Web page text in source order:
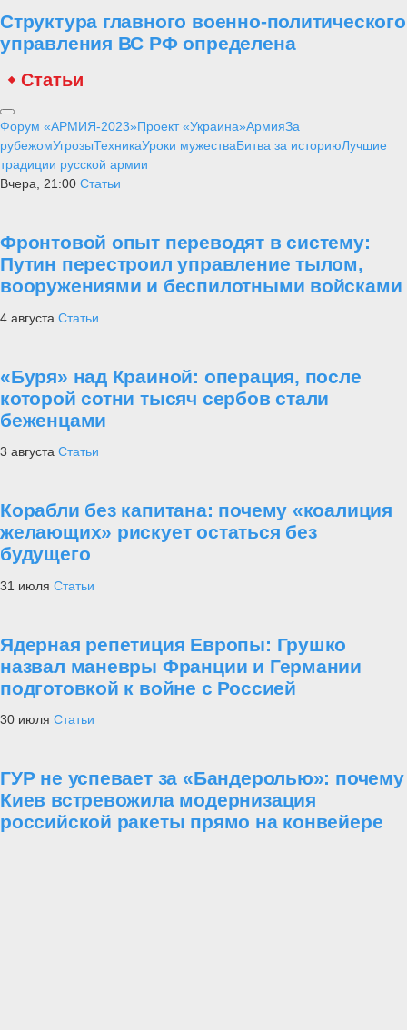
Структура главного военно-политического
управления ВС РФ определена
Статьи
Форум «АРМИЯ-2023»Проект «Украина»АрмияЗа
рубежомУгрозыТехникаУроки мужестваБитва за историюЛучшие
традиции русской армии
Вчера, 21:00 Статьи
Фронтовой опыт переводят в систему:
Путин перестроил управление тылом,
вооружениями и беспилотными войсками
4 августа Статьи
«Буря» над Краиной: операция, после
которой сотни тысяч сербов стали
беженцами
3 августа Статьи
Корабли без капитана: почему «коалиция
желающих» рискует остаться без
будущего
31 июля Статьи
Ядерная репетиция Европы: Грушко
назвал маневры Франции и Германии
подготовкой к войне с Россией
30 июля Статьи
ГУР не успевает за «Бандеролью»: почему
Киев встревожила модернизация
российской ракеты прямо на конвейере